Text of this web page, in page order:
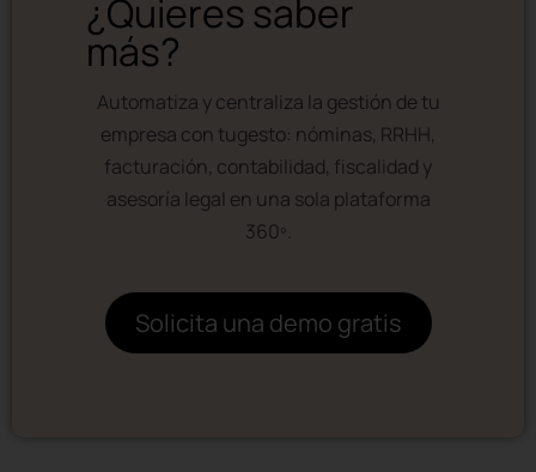
¿Quieres saber
más?
Automatiza y centraliza la gestión de tu
empresa con tugesto: nóminas, RRHH,
facturación, contabilidad, fiscalidad y
asesoría legal en una sola plataforma
360º.
Solicita una demo gratis